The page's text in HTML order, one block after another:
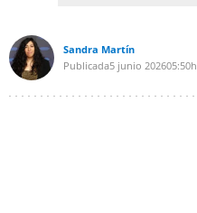
Sandra Martín
Publicada5 junio 202605:50h